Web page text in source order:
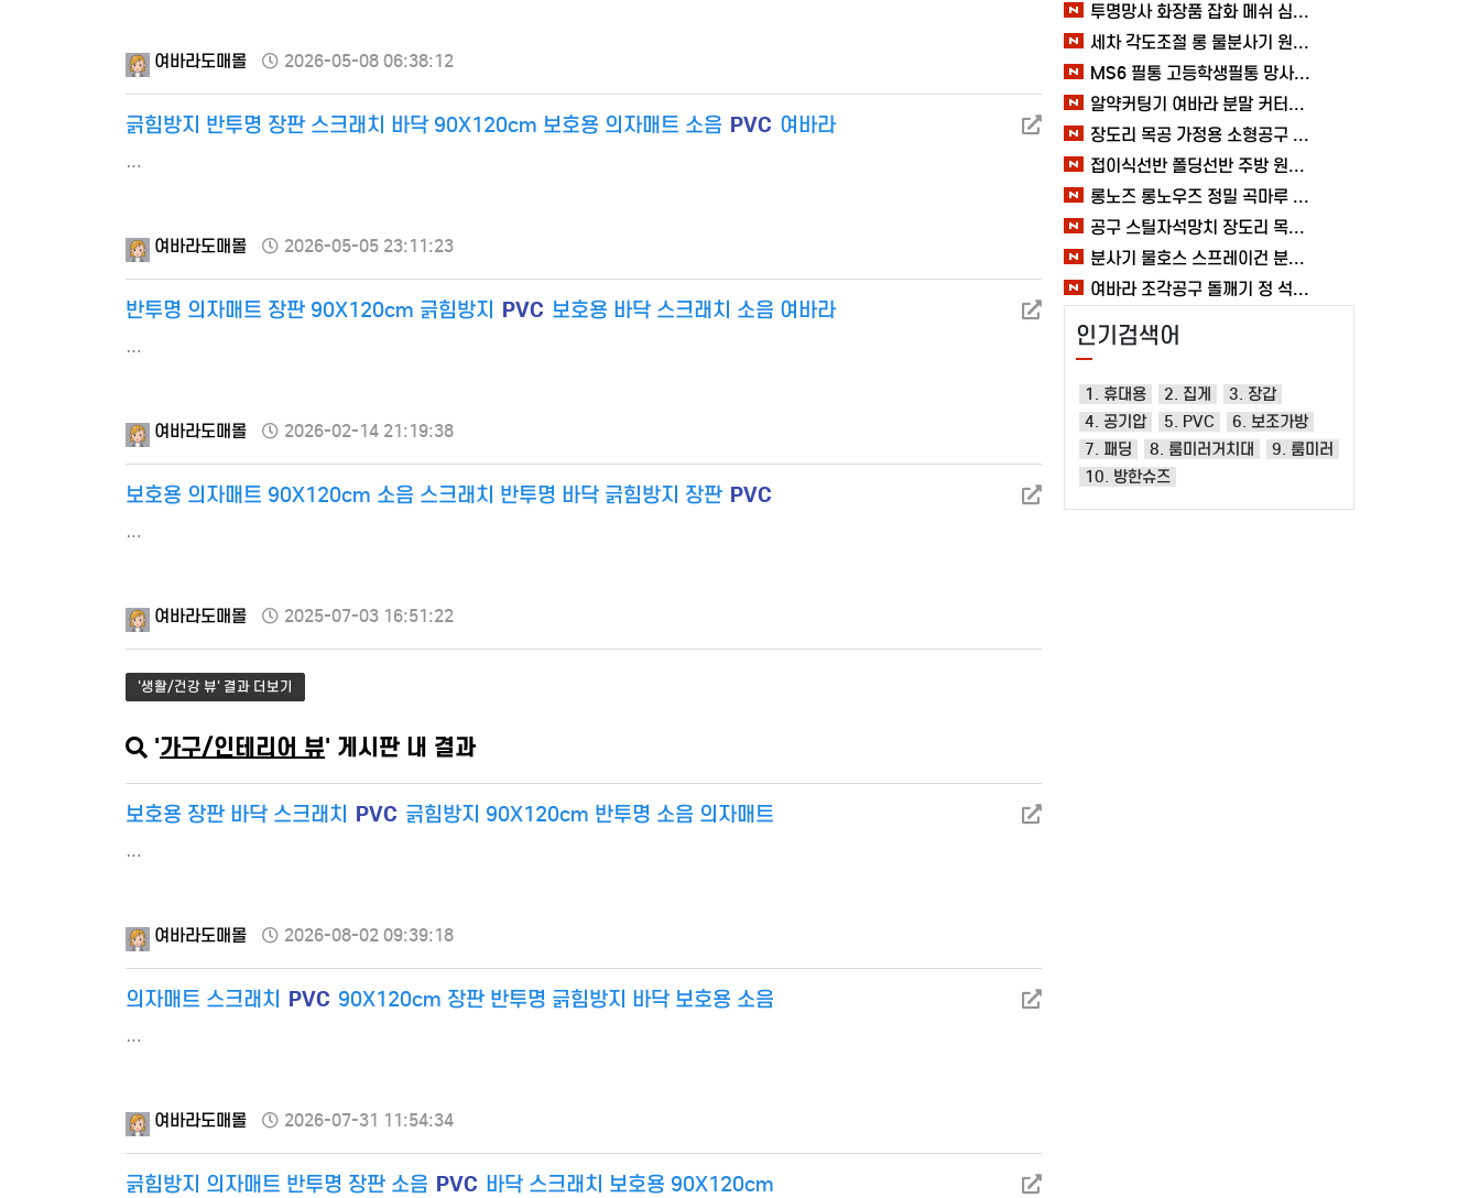
여바라도매몰 2026-05-08 06:38:12
긁힘방지 반투명 장판 스크래치 바닥 90X120cm 보호용 의자매트 소음 PVC 여바라
…
여바라도매몰 2026-05-05 23:11:23
반투명 의자매트 장판 90X120cm 긁힘방지 PVC 보호용 바닥 스크래치 소음 여바라
…
여바라도매몰 2026-02-14 21:19:38
보호용 의자매트 90X120cm 소음 스크래치 반투명 바닥 긁힘방지 장판 PVC
…
여바라도매몰 2025-07-03 16:51:22
'생활/건강 뷰' 결과 더보기
'가구/인테리어 뷰' 게시판 내 결과
보호용 장판 바닥 스크래치 PVC 긁힘방지 90X120cm 반투명 소음 의자매트
…
여바라도매몰 2026-08-02 09:39:18
의자매트 스크래치 PVC 90X120cm 장판 반투명 긁힘방지 바닥 보호용 소음
…
여바라도매몰 2026-07-31 11:54:34
긁힘방지 의자매트 반투명 장판 소음 PVC 바닥 스크래치 보호용 90X120cm
투명망사 화장품 잡화 메쉬 심플 여바라 필통파우치
세차 각도조절 롱 물분사기 원예 여바라 스프레이건 분사기
MS6 필통 고등학생필통 망사 여바라 투명 다용도 메쉬 파우치
알약커팅기 여바라 분말 커터기 절단기 분쇄기 보관함 알약가위
장도리 목공 가정용 소형공구 캠핑 손망치 휴대용 미니망치 여바라
접이식선반 폴딩선반 주방 원터치 여바라 4단, 이동식 베란다 팬트리 72x34x126.5cm, 수납 블랙
롱노즈 롱노우즈 정밀 곡마루 공구용품 작업 케이블 조립 여바라 공예 전선
공구 스틸자석망치 장도리 목공 쇠망치 캠핑 목수 가정용 빠루 여바라
분사기 물호스 스프레이건 분사건 청소 베란다 대형 원예용 수도 욕실 여바라
여바라 조각공구 돌깨기 정 석공 250x16mm 조각정 송곳형 손보호
인기검색어
1. 휴대용 2. 집게
3. 장갑
4. 공기압
5. PVC
6. 보조가방
7. 패딩
8. 룸미러거치대
9. 룸미러
10. 방한슈즈